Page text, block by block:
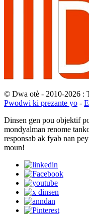
© Dwa otè - 2010-2026 :
Pwodwi ki prezante yo -
Dinsen gen pou objektif
mondyalman renome
responsab ak fyab nan
moun!